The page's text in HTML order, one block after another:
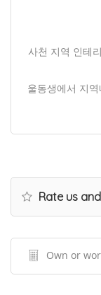
사천 지역 인테
울동생에서 지
Rate us
Own or